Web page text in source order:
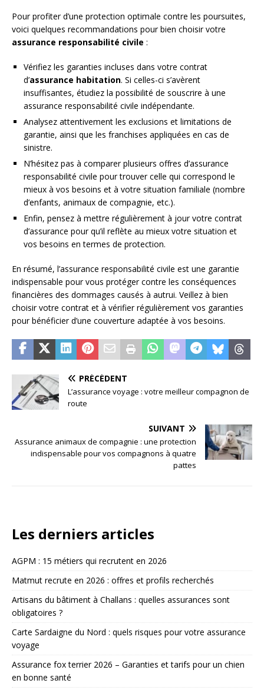
Pour profiter d’une protection optimale contre les poursuites,
voici quelques recommandations pour bien choisir votre
assurance responsabilité civile :
Vérifiez les garanties incluses dans votre contrat
d’assurance habitation. Si celles-ci s’avèrent
insuffisantes, étudiez la possibilité de souscrire à une
assurance responsabilité civile indépendante.
Analysez attentivement les exclusions et limitations de
garantie, ainsi que les franchises appliquées en cas de
sinistre.
N’hésitez pas à comparer plusieurs offres d’assurance
responsabilité civile pour trouver celle qui correspond le
mieux à vos besoins et à votre situation familiale (nombre
d’enfants, animaux de compagnie, etc.).
Enfin, pensez à mettre régulièrement à jour votre contrat
d’assurance pour qu’il reflète au mieux votre situation et
vos besoins en termes de protection.
En résumé, l’assurance responsabilité civile est une garantie
indispensable pour vous protéger contre les conséquences
financières des dommages causés à autrui. Veillez à bien
choisir votre contrat et à vérifier régulièrement vos garanties
pour bénéficier d’une couverture adaptée à vos besoins.
PRÉCÉDENT
L’assurance voyage : votre meilleur compagnon de
route
SUIVANT
Assurance animaux de compagnie : une protection
indispensable pour vos compagnons à quatre
pattes
Les derniers articles
AGPM : 15 métiers qui recrutent en 2026
Matmut recrute en 2026 : offres et profils recherchés
Artisans du bâtiment à Challans : quelles assurances sont
obligatoires ?
Carte Sardaigne du Nord : quels risques pour votre assurance
voyage
Assurance fox terrier 2026 – Garanties et tarifs pour un chien
en bonne santé